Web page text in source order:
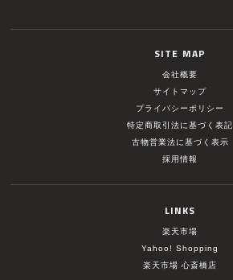
SITE MAP
会社概要
サイトマップ
プライバシーポリシー
特定商取引法に基づく表記
古物営業法に基づく表示
採用情報
LINKS
楽天市場
Yahoo! Shopping
楽天市場 心斎橋店